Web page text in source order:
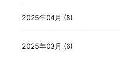
2025年04月 (8)
2025年03月 (6)